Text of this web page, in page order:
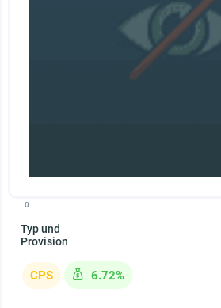
0
Typ und
Provision
CPS 6.72%